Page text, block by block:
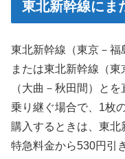
東北新幹線にま
東北新幹線（東京－福
または東北新幹線（
（大曲－秋田間）と
乗り継ぐ場合で、1枚
購入するときは、東
特急料金から530円引